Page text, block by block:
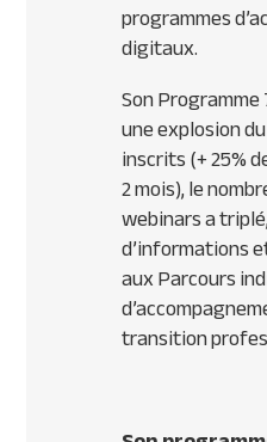
programmes
digitaux.
Son
une explosion
inscrits (+ 25%
2 mois), le
webinars a
d’informations
aux Parcours
transition